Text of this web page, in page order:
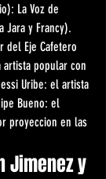
La Voz de
Jara y Francy).
del Eje Cafetero
artista popular con
Uribe: el artista
Bueno: el
proyeccion en las
Jimenez y